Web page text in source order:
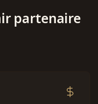
partenaire ?